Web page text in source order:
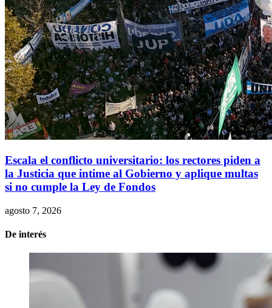
Escala el conflicto universitario: los rectores piden a
la Justicia que intime al Gobierno y aplique multas
si no cumple la Ley de Fondos
agosto 7, 2026
De interés